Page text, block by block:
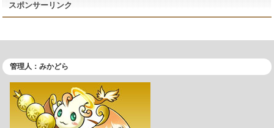
スポンサーリンク
管理人：みかどら